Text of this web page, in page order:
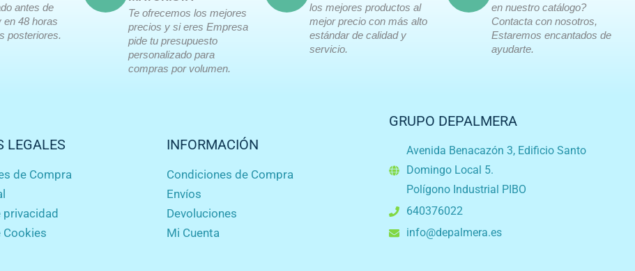
antes de
en 48 horas
posteriores.
Te ofrecemos los mejores
precios y si eres Empresa
pide tu presupuesto
personalizado para
compras por volumen.
los mejores productos al
mejor precio con más alto
estándar de calidad y
servicio.
en nuestro catálogo?
Contacta con nosotros,
Estaremos encantados de
ayudarte.
LEGALES
de Compra
Cookies
INFORMACIÓN
Condiciones de Compra
Envíos
Devoluciones
Mi Cuenta
GRUPO DEPALMERA
Avenida Benacazón 3, Edificio Santo
Domingo Local 5.
Polígono Industrial PIBO
640376022
info@depalmera.es